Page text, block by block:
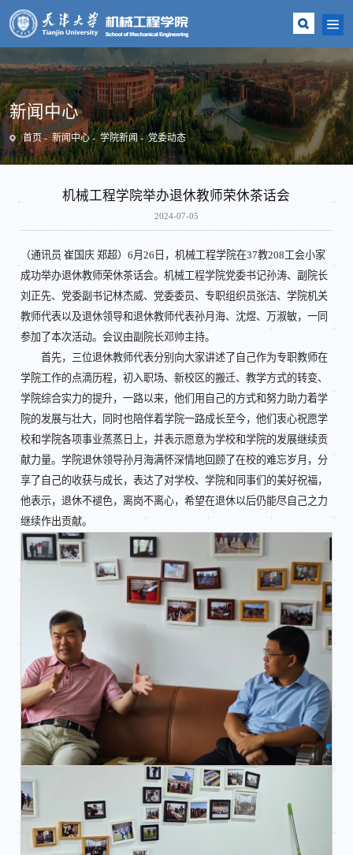
新闻中心
首页 新闻中心 学院新闻 党委动态
机械工程学院举办退休教师荣休茶话会
2024-07-05
（通讯员 崔国庆 郑超）6月26日，机械工程学院在37教208工会小家
成功举办退休教师荣休茶话会。机械工程学院党委书记孙涛、副院长
刘正先、党委副书记林杰威、党委委员、专职组织员张洁、学院机关
教师代表以及退休领导和退休教师代表孙月海、沈煜、万淑敏，一同
参加了本次活动。会议由副院长邓帅主持。
首先，三位退休教师代表分别向大家讲述了自己作为专职教师在
学院工作的点滴历程，初入职场、新校区的搬迁、教学方式的转变、
学院综合实力的提升，一路以来，他们用自己的方式和努力助力着学
院的发展与壮大，同时也陪伴着学院一路成长至今，他们衷心祝愿学
校和学院各项事业蒸蒸日上，并表示愿意为学校和学院的发展继续贡
献力量。学院退休领导孙月海满怀深情地回顾了在校的难忘岁月，分
享了自己的收获与成长，表达了对学校、学院和同事们的美好祝福，
他表示，退休不褪色，离岗不离心，希望在退休以后仍能尽自己之力
继续作出贡献。